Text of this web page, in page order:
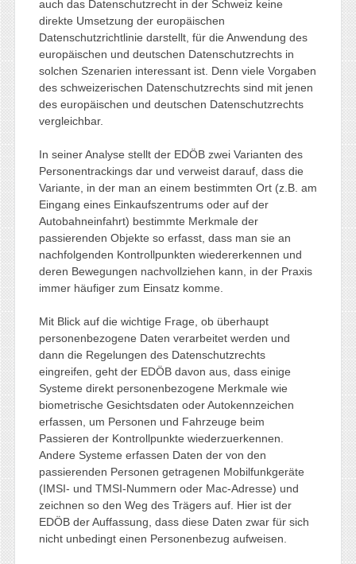
auch das Datenschutzrecht in der Schweiz keine
direkte Umsetzung der europäischen
Datenschutzrichtlinie darstellt, für die Anwendung des
europäischen und deutschen Datenschutzrechts in
solchen Szenarien interessant ist. Denn viele Vorgaben
des schweizerischen Datenschutzrechts sind mit jenen
des europäischen und deutschen Datenschutzrechts
vergleichbar.
In seiner Analyse stellt der EDÖB zwei Varianten des
Personentrackings dar und verweist darauf, dass die
Variante, in der man an einem bestimmten Ort (z.B. am
Eingang eines Einkaufszentrums oder auf der
Autobahneinfahrt) bestimmte Merkmale der
passierenden Objekte so erfasst, dass man sie an
nachfolgenden Kontrollpunkten wiedererkennen und
deren Bewegungen nachvollziehen kann, in der Praxis
immer häufiger zum Einsatz komme.
Mit Blick auf die wichtige Frage, ob überhaupt
personenbezogene Daten verarbeitet werden und
dann die Regelungen des Datenschutzrechts
eingreifen, geht der EDÖB davon aus, dass einige
Systeme direkt personenbezogene Merkmale wie
biometrische Gesichtsdaten oder Autokennzeichen
erfassen, um Personen und Fahrzeuge beim
Passieren der Kontrollpunkte wiederzuerkennen.
Andere Systeme erfassen Daten der von den
passierenden Personen getragenen Mobilfunkgeräte
(IMSI- und TMSI-Nummern oder Mac-Adresse) und
zeichnen so den Weg des Trägers auf. Hier ist der
EDÖB der Auffassung, dass diese Daten zwar für sich
nicht unbedingt einen Personenbezug aufweisen.